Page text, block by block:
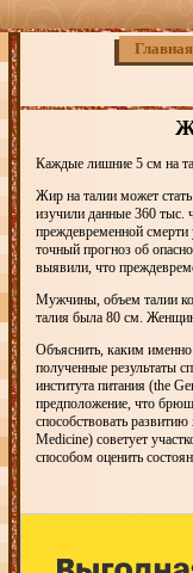
Главная
Каждые лишние 5 см на
Жир на талии может
изучили данные 360 тыс.
преждевременной
точный прогноз об
выявили, что
Мужчины, объем талии
талия была 80 см.
Объяснить, каким
полученные результаты
института питания (the
предположение, что
способствовать
Medicine) советует
способом оценить